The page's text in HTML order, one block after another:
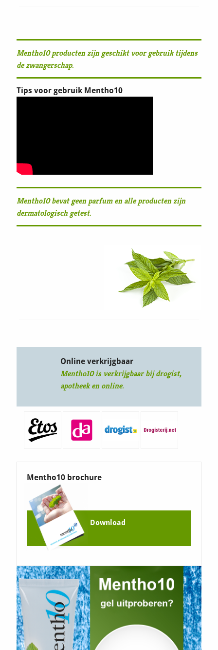
Mentho10 producten zijn geschikt voor gebruik tijdens
de zwangerschap.
Tips voor gebruik Mentho10
Mentho10 bevat geen parfum en alle producten zijn
dermatologisch getest.
Online verkrijgbaar
Mentho10 is verkrijgbaar bij drogist,
apotheek en online.
Mentho10 brochure
Download